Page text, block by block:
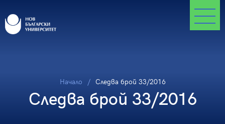
Начало Следва брой 33/2016
Следва брой 33/2016